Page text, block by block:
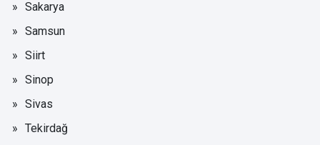
Sakarya
Samsun
Siirt
Sinop
Sivas
Tekirdağ